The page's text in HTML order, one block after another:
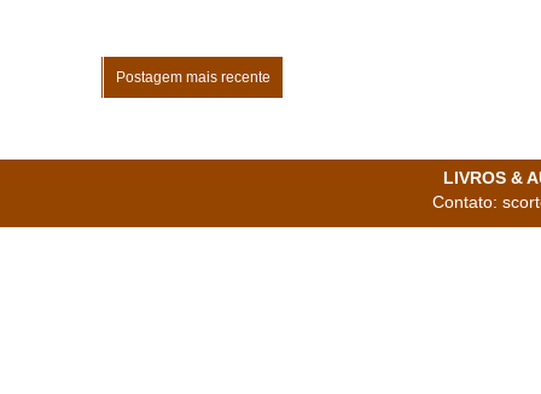
Postagem mais recente
LIVROS &
Contato: